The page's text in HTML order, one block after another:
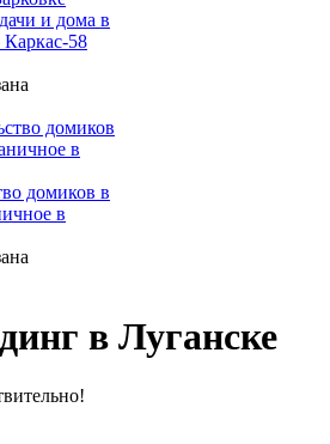
и дома в
58
домиков в
в
в Луганске